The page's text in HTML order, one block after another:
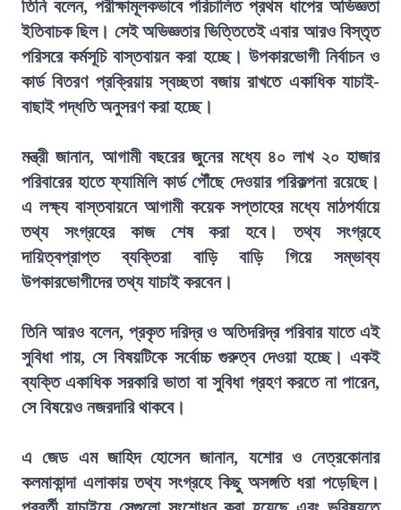
তিনি বলেন, পরীক্ষামূলকভাবে পরিচালিত প্রথম ধাপের অভিজ্ঞতা
ইতিবাচক ছিল। সেই অভিজ্ঞতার ভিত্তিতেই এবার আরও বিস্তৃত
পরিসরে কর্মসূচি বাস্তবায়ন করা হচ্ছে। উপকারভোগী নির্বাচন ও
কার্ড বিতরণ প্রক্রিয়ায় স্বচ্ছতা বজায় রাখতে একাধিক যাচাই-
বাছাই পদ্ধতি অনুসরণ করা হচ্ছে।
মন্ত্রী জানান, আগামী বছরের জুনের মধ্যে ৪০ লাখ ২০ হাজার
পরিবারের হাতে ফ্যামিলি কার্ড পৌঁছে দেওয়ার পরিকল্পনা রয়েছে।
এ লক্ষ্য বাস্তবায়নে আগামী কয়েক সপ্তাহের মধ্যে মাঠপর্যায়ে
তথ্য সংগ্রহের কাজ শেষ করা হবে। তথ্য সংগ্রহে
দায়িত্বপ্রাপ্ত ব্যক্তিরা বাড়ি বাড়ি গিয়ে সম্ভাব্য
উপকারভোগীদের তথ্য যাচাই করবেন।
তিনি আরও বলেন, প্রকৃত দরিদ্র ও অতিদরিদ্র পরিবার যাতে এই
সুবিধা পায়, সে বিষয়টিকে সর্বোচ্চ গুরুত্ব দেওয়া হচ্ছে। একই
ব্যক্তি একাধিক সরকারি ভাতা বা সুবিধা গ্রহণ করতে না পারেন,
সে বিষয়েও নজরদারি থাকবে।
এ জেড এম জাহিদ হোসেন জানান, যশোর ও নেত্রকোনার
কলমাকান্দা এলাকায় তথ্য সংগ্রহে কিছু অসঙ্গতি ধরা পড়েছিল।